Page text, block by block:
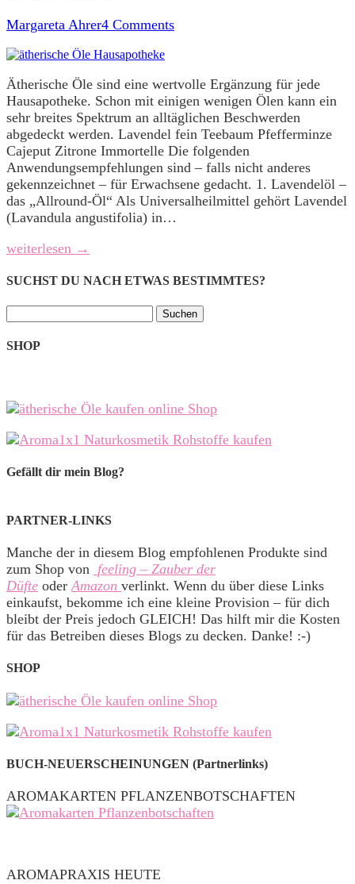
Margareta Ahrer4 Comments
Ätherische Öle sind eine wertvolle Ergänzung für jede
Hausapotheke. Schon mit einigen wenigen Ölen kann ein
sehr breites Spektrum an alltäglichen Beschwerden
abgedeckt werden. Lavendel fein Teebaum Pfefferminze
Cajeput Zitrone Immortelle Die folgenden
Anwendungsempfehlungen sind – falls nicht anderes
gekennzeichnet – für Erwachsene gedacht. 1. Lavendelöl –
das „Allround-Öl“ Als Universalheilmittel gehört Lavendel
(Lavandula angustifolia) in…
weiterlesen →
SUCHST DU NACH ETWAS BESTIMMTES?
nach:
SHOP
Gefällt dir mein Blog?
PARTNER-LINKS
Manche der in diesem Blog empfohlenen Produkte sind
zum Shop von feeling – Zauber der
Düfte oderAmazon verlinkt. Wenn du über diese Links
einkaufst, bekomme ich eine kleine Provision – für dich
bleibt der Preis jedoch GLEICH! Das hilft mir die Kosten
für das Betreiben dieses Blogs zu decken. Danke! :-)
SHOP
BUCH-NEUERSCHEINUNGEN (Partnerlinks)
AROMAKARTEN PFLANZENBOTSCHAFTEN
AROMAPRAXIS HEUTE